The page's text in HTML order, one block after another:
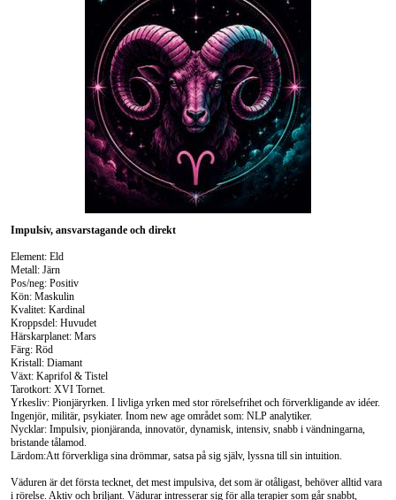
Impulsiv, ansvarstagande och direkt
Element: Eld
Metall: Järn
Pos/neg: Positiv
Kön: Maskulin
Kvalitet: Kardinal
Kroppsdel: Huvudet
Härskarplanet: Mars
Färg: Röd
Kristall: Diamant
Växt: Kaprifol & Tistel
Tarotkort: XVI Tornet.
Yrkesliv: Pionjäryrken. I livliga yrken med stor rörelsefrihet och förverkligande av idéer.
Ingenjör, militär, psykiater. Inom new age området som: NLP analytiker.
Nycklar: Impulsiv, pionjäranda, innovatör, dynamisk, intensiv, snabb i vändningarna,
bristande tålamod.
Lärdom:Att förverkliga sina drömmar, satsa på sig själv, lyssna till sin intuition.
Väduren är det första tecknet, det mest impulsiva, det som är otåligast, behöver alltid vara
i rörelse. Aktiv och briljant. Vädurar intresserar sig för alla terapier som går snabbt,